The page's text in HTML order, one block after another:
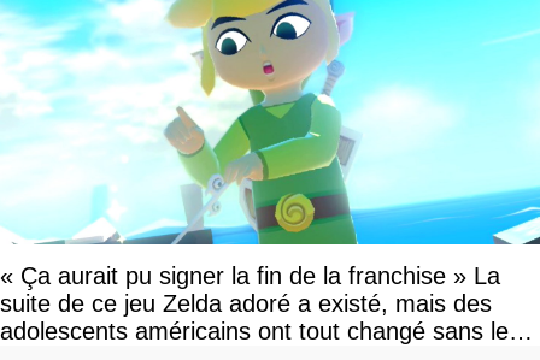
« Ça aurait pu signer la fin de la franchise » La
suite de ce jeu Zelda adoré a existé, mais des
adolescents américains ont tout changé sans le